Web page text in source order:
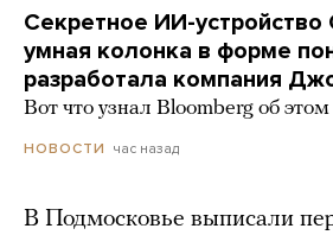
Секретное ИИ-устройство
умная колонка в форме
разработала компания
Вот что узнал Bloomberg об
НОВОСТИ час назад
В Подмосковье выписали